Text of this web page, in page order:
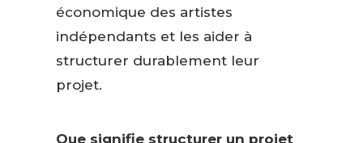
économique des artistes
indépendants et les aider à
structurer durablement leur
projet.
Que signifie structurer un projet